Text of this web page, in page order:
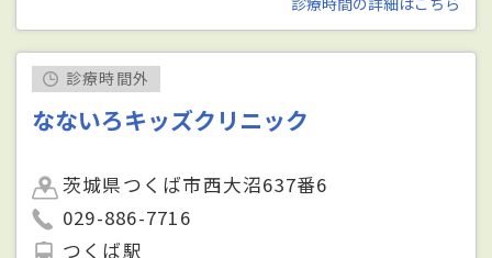
診療時間外
なないろキッズクリニック
茨城県つくば市西大沼637番6
029-886-7716
つくば駅